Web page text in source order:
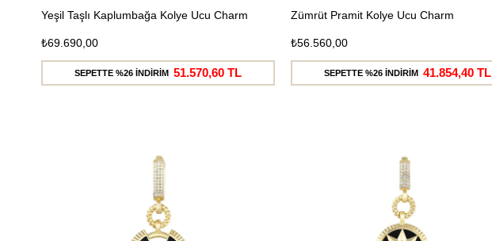
Yeşil Taşlı Kaplumbağa Kolye Ucu Charm
₺69.690,00
SEPETTE %26 İNDİRİM 51.570,60 TL
Zümrüt Pramit Kolye Ucu Charm
₺56.560,00
SEPETTE %26 İNDİRİM 41.854,40 TL